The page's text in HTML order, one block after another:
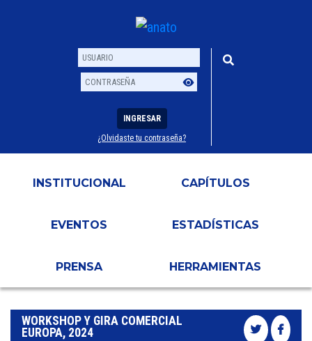
Usuario
Contraseña
INGRESAR
¿Olvidaste tu contraseña?
INSTITUCIONAL CAPÍTULOS
EVENTOS ESTADÍSTICAS
PRENSA HERRAMIENTAS
WORKSHOP Y GIRA COMERCIAL
EUROPA, 2024